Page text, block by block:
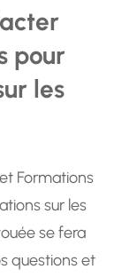
pour
les
Formations
sur les
se fera
questions et